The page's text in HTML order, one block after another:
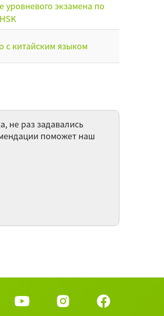
уровневого экзамена по
с китайским языком
языке
в китайском
не раз задавались
поможет наш